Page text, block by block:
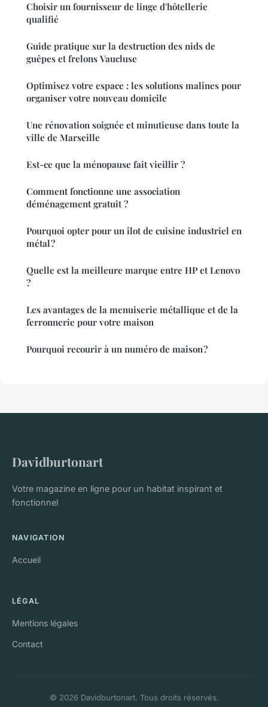
Choisir un fournisseur de linge d'hôtellerie
qualifié
Guide pratique sur la destruction des nids de
guêpes et frelons Vaucluse
Optimisez votre espace : les solutions malines pour
organiser votre nouveau domicile
Une rénovation soignée et minutieuse dans toute la
ville de Marseille
Est-ce que la ménopause fait vieillir ?
Comment fonctionne une association
déménagement gratuit ?
Pourquoi opter pour un îlot de cuisine industriel en
métal ?
Quelle est la meilleure marque entre HP et Lenovo
?
Les avantages de la menuiserie métallique et de la
ferronnerie pour votre maison
Pourquoi recourir à un numéro de maison ?
Davidburtonart
Votre magazine en ligne pour un habitat inspirant et
fonctionnel
NAVIGATION
Accueil
LÉGAL
Mentions légales
Contact
© 2026 Davidburtonart. Tous droits réservés.